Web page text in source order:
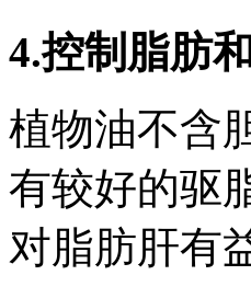
4.控制脂肪
植物油不含
有较好的驱
对脂肪肝有